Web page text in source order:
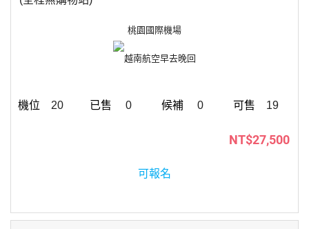
桃園國際機場
越南航空早去晚回
20 0 0 19
NT$27,500
可報名